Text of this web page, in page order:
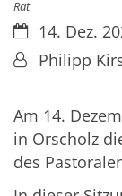
Rat
Datum:14. Dez.
Von:Philipp
Am 14.
in Orscholz
des